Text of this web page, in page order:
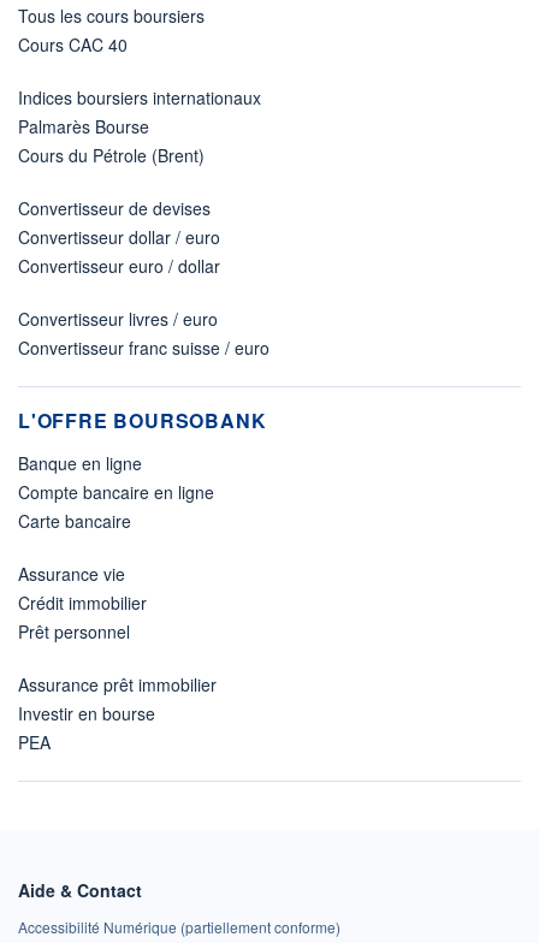
Tous les cours boursiers
Cours CAC 40
Indices boursiers internationaux
Palmarès Bourse
Cours du Pétrole (Brent)
Convertisseur de devises
Convertisseur dollar / euro
Convertisseur euro / dollar
Convertisseur livres / euro
Convertisseur franc suisse / euro
L'OFFRE BOURSOBANK
Banque en ligne
Compte bancaire en ligne
Carte bancaire
Assurance vie
Crédit immobilier
Prêt personnel
Assurance prêt immobilier
Investir en bourse
PEA
Aide & Contact
Accessibilité Numérique (partiellement conforme)